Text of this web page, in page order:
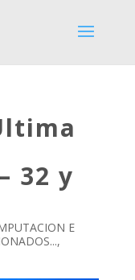
32 y
E
,